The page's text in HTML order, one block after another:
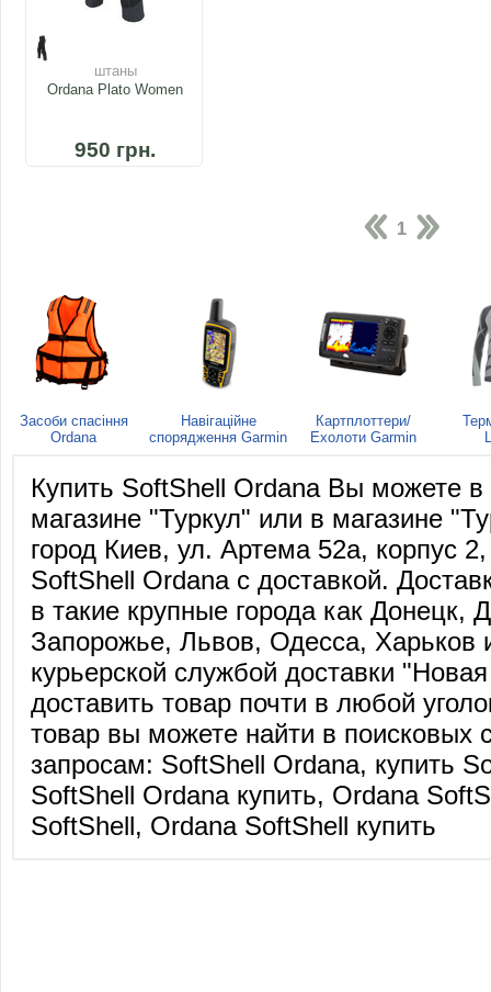
штаны
Ordana Plato Women
950 грн.
1
Засоби спасіння
Ordana
Навігаційне
спорядження Garmin
Картплоттери/
Ехолоти Garmin
Купить SoftShell Ordana Вы можете
магазине "Туркул" или в магазине
город Киев, ул. Артема 52а, корпус
SoftShell Ordana с доставкой.
в такие крупные города как Донецк,
Запорожье, Львов, Одесса,
курьерской службой доставки
доставить товар почти в любой
товар вы можете найти в поисковых
запросам: SoftShell Ordana, купить
SoftShell Ordana купить, Ordana
SoftShell, Ordana SoftShell купить